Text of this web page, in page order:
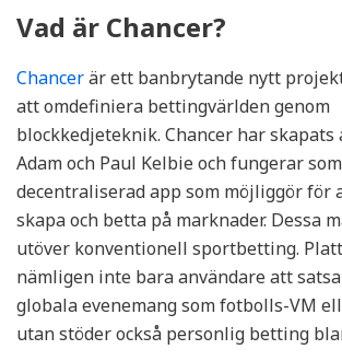
Vad är Chancer?
Chancerär ett banbrytande nytt
att omdefiniera bettingvärlden genom
blockkedjeteknik. Chancer har skapats
Adam och Paul Kelbie och fungerar
decentraliserad app som möjliggör för
skapa och betta på marknader. Dessa
utöver konventionell sportbetting.
nämligen inte bara användare att
globala evenemang som fotbolls-VM
utan stöder också personlig betting